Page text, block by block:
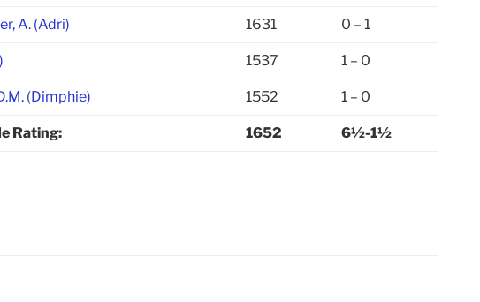
A. (Adri) 1631 0 – 1
1537 1 – 0
(Dimphie) 1552 1 – 0
Rating: 1652 6½-1½